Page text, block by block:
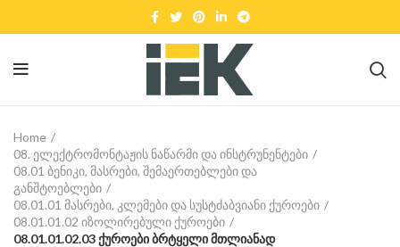
Home
08. ელექტრომონტაჟის ნაწარმი და ინსტრუნენტები
08.01 ბენიკი, მასრები, შემაერთებლები და
განშტოებლები
08.01.01 მასრები, კლემები და სუსტძაბვიანი ქუროები
08.01.01.02 იზოლირებული ქუროები
08.01.01.02.03 ქუროები ბრტყელი მთლიანად